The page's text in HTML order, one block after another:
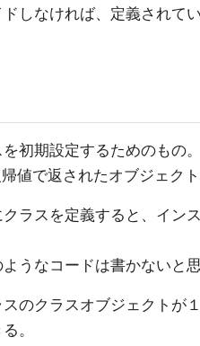
しなければ、定義されて
初期設定するためのもの。
帰値で返されたオブジェク
ラスを定義すると、イン
うなコードは書かないと
のクラスオブジェクトが
。